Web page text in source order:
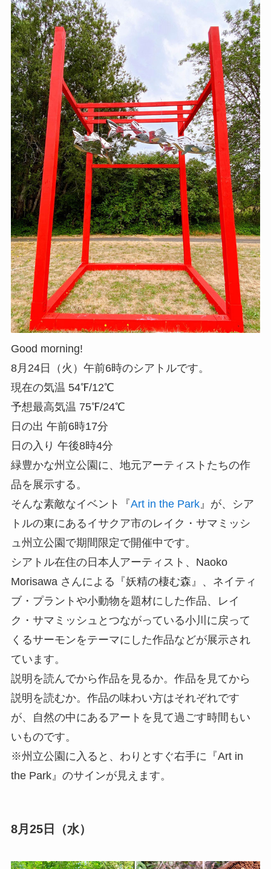
Good morning!
8月24日（火）午前6時のシアトルです。
現在の気温 54℉/12℃
予想最高気温 75℉/24℃
日の出 午前6時17分
日の入り 午後8時4分
緑豊かな州立公園に、地元アーティストたちの作
品を展示する。
そんな素敵なイベント『Art in the Park』が、シア
トルの東にあるイサクア市のレイク・サマミッシ
ュ州立公園で期間限定で開催中です。
シアトル在住の日本人アーティスト、Naoko
Morisawa さんによる『妖精の棲む森』、ネイティ
ブ・プラントや小動物を題材にした作品、レイ
ク・サマミッシュとつながっている小川に戻って
くるサーモンをテーマにした作品などが展示され
ています。
説明を読んでから作品を見るか。作品を見てから
説明を読むか。作品の味わい方はそれぞれです
が、自然の中にあるアートを見て過ごす時間もい
いものです。
※州立公園に入ると、わりとすぐ右手に『Art in
the Park』のサインが見えます。
8月25日（水）